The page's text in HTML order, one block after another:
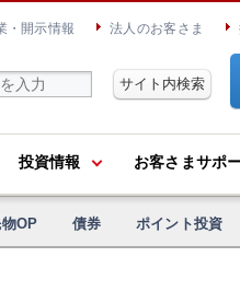
・開示情報 法人のお客さま
投資情報 お客さまサポ
OP 債券 ポイント投資